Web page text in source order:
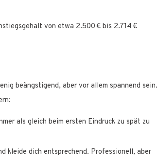
von etwa 2.500 € bis 2.714 €
beängstigend, aber vor allem spannend sein.
als gleich beim ersten Eindruck zu spät zu
kleide dich entsprechend. Professionell, aber